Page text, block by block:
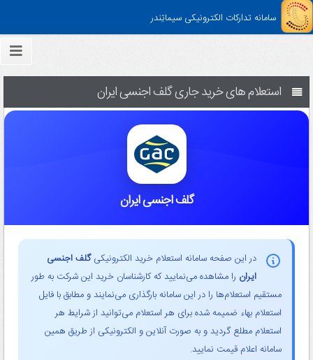
سامانه تدارکات الکترونیکی سیماتِندر
استعلام های خرید جاری گلف اجنسی ایران
گلف اجنسی ایران
در این صفحه سامانه استعلام خرید الکترونیکیگلف اجنسی
ایران را مشاهده می‌نمایید که کارشناسان خرید این شرکت به طور
مستقیم استعلام‌ها را در این سامانه بارگذاری می‌نمایند و مطابق با فایل
استعلام بهاء ضمیمه شده برای هر استعلام می‌توانید از شرایط هر
استعلام مطلع گردید و به صورت آنلاین و الکترونیکی از طریق همین
سامانه اعلام قیمت نمایید.